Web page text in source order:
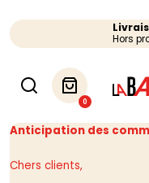
Hors
0
Anticipation des
Chers clients,